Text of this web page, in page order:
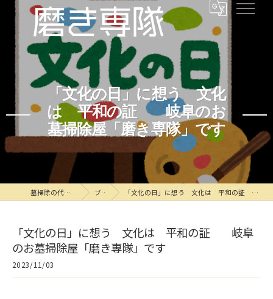
「文化の日」に想う 文化
は 平和の証 岐阜のお
墓掃除屋「磨き専隊」です
墓掃除の代行なら磨き専隊 ブログ 「文化の日」に想う 文化は 平和の証 岐阜のお墓掃除屋「磨き専隊」です
「文化の日」に想う 文化は 平和の証 岐阜
のお墓掃除屋「磨き専隊」です
2023/11/03